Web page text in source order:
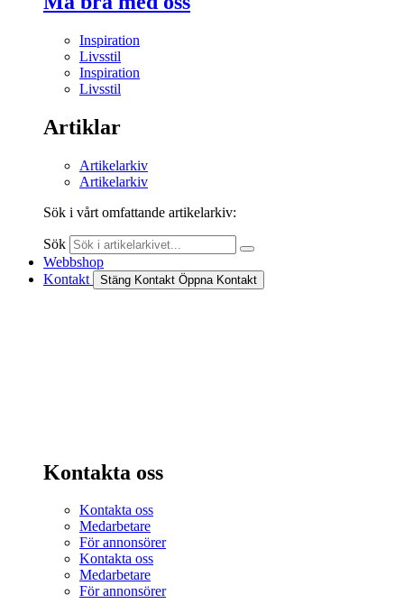
Inspiration
Livsstil
Inspiration
Livsstil
Artiklar
Artikelarkiv
Artikelarkiv
Sök i vårt omfattande artikelarkiv:
Sök
Webbshop
Kontakt
Stäng Kontakt Öppna Kontakt
Kontakta oss
Kontakta oss
Medarbetare
För annonsörer
Kontakta oss
Medarbetare
För annonsörer